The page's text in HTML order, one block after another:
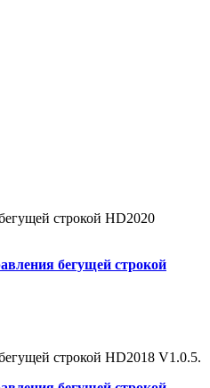
строкой HD2020
бегущей строкой
строкой HD2018 V1.0.5.